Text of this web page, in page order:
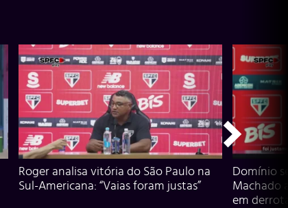
Roger analisa vitória do São Paulo na
Sul-Americana: “Vaias foram justas”
Domínio
Machado
em